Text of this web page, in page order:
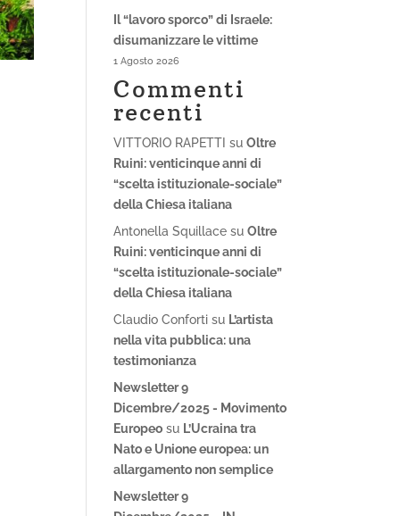
Il “lavoro sporco” di Israele:
disumanizzare le vittime
1 Agosto 2026
Commenti
recenti
VITTORIO RAPETTI suOltre
Ruini: venticinque anni di
“scelta istituzionale-sociale”
della Chiesa italiana
Antonella Squillace suOltre
Ruini: venticinque anni di
“scelta istituzionale-sociale”
della Chiesa italiana
Claudio Conforti su L’artista
nella vita pubblica: una
testimonianza
Newsletter 9
Dicembre/2025 - Movimento
Europeo su L’Ucraina tra
Nato e Unione europea: un
allargamento non semplice
Newsletter 9